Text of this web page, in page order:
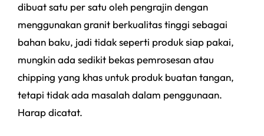
dibuat satu per satu oleh pengrajin dengan
menggunakan granit berkualitas tinggi sebagai
bahan baku, jadi tidak seperti produk siap pakai,
mungkin ada sedikit bekas pemrosesan atau
chipping yang khas untuk produk buatan tangan,
tetapi tidak ada masalah dalam penggunaan.
Harap dicatat.